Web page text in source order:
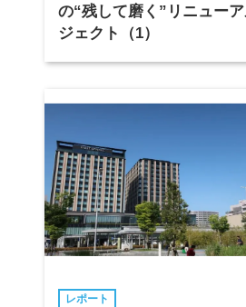
の“残して磨く”リニュー
ジェクト（1）
レポート